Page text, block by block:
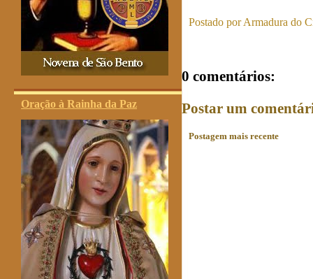
Oração à Rainha da Paz
Postado porArmadura do
0 comentários:
Postar um
Postagem mais recente